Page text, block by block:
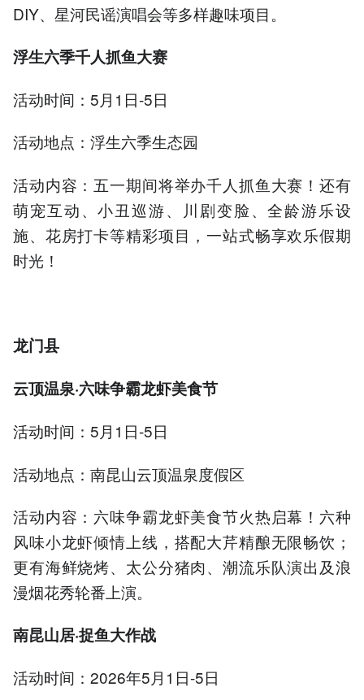
DIY、星河民谣演唱会等多样趣味项目。
浮生六季千人抓鱼大赛
活动时间：5月1日-5日
活动地点：浮生六季生态园
活动内容：五一期间将举办千人抓鱼大赛！还有
萌宠互动、小丑巡游、川剧变脸、全龄游乐设
施、花房打卡等精彩项目，一站式畅享欢乐假期
时光！
龙门县
云顶温泉·六味争霸龙虾美食节
活动时间：5月1日-5日
活动地点：南昆山云顶温泉度假区
活动内容：六味争霸龙虾美食节火热启幕！六种
风味小龙虾倾情上线，搭配大芹精酿无限畅饮；
更有海鲜烧烤、太公分猪肉、潮流乐队演出及浪
漫烟花秀轮番上演。
南昆山居·捉鱼大作战
活动时间：2026年5月1日-5日